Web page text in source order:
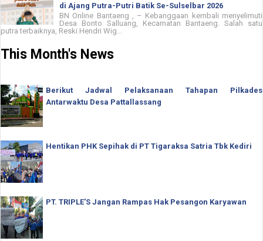
di Ajang Putra-Putri Batik Se-Sulselbar 2026
BN Online Bantaeng , – Kebanggaan kembali menyelimuti
Desa Bonto Salluang, Kecamatan Bantaeng. Salah satu
putra terbaiknya, Reski Hendri Wig...
This Month's News
Berikut Jadwal Pelaksanaan Tahapan Pilkades
Antarwaktu Desa Pattallassang
Hentikan PHK Sepihak di PT Tigaraksa Satria Tbk Kediri
PT. TRIPLE'S Jangan Rampas Hak Pesangon Karyawan